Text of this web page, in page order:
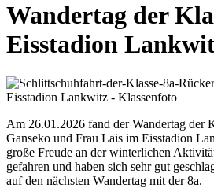
Wandertag der
Eisstadion
Am 26.01.2026 fand der Wandertag der
Ganseko und Frau Lais im Eisstadion
große Freude an der winterlichen
gefahren und haben sich sehr gut
auf den nächsten Wandertag mit der 8a.